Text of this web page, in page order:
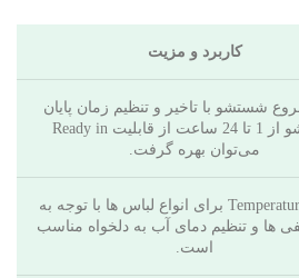
کاربرد و مزیت
شستشو با تاخیر و تنظیم زمان پایان
شستشو از 1 تا 24 ساعت از قابلیت Ready in
می‌توان بهره گرفت.
برنامه Temperature برای انواع لباس ها با توجه به
ها و تنظیم دمای آب به دلخواه مناسب
است.